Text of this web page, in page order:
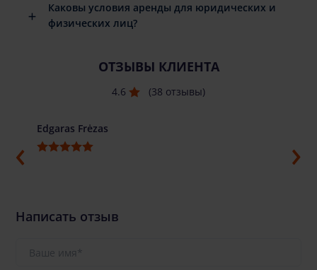
Каковы условия аренды для юридических и
физических лиц?
ОТЗЫВЫ КЛИЕНТА
4.6 (38 отзывы)
Edgaras Frėzas
Написать отзыв